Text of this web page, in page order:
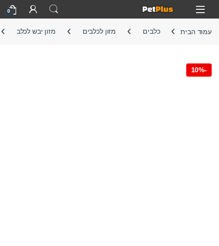
Skip to navigation
Skip to content
Open
0
עמוד הבית כלבים מזון לכלבים מזון יבש לכלב
-
10%